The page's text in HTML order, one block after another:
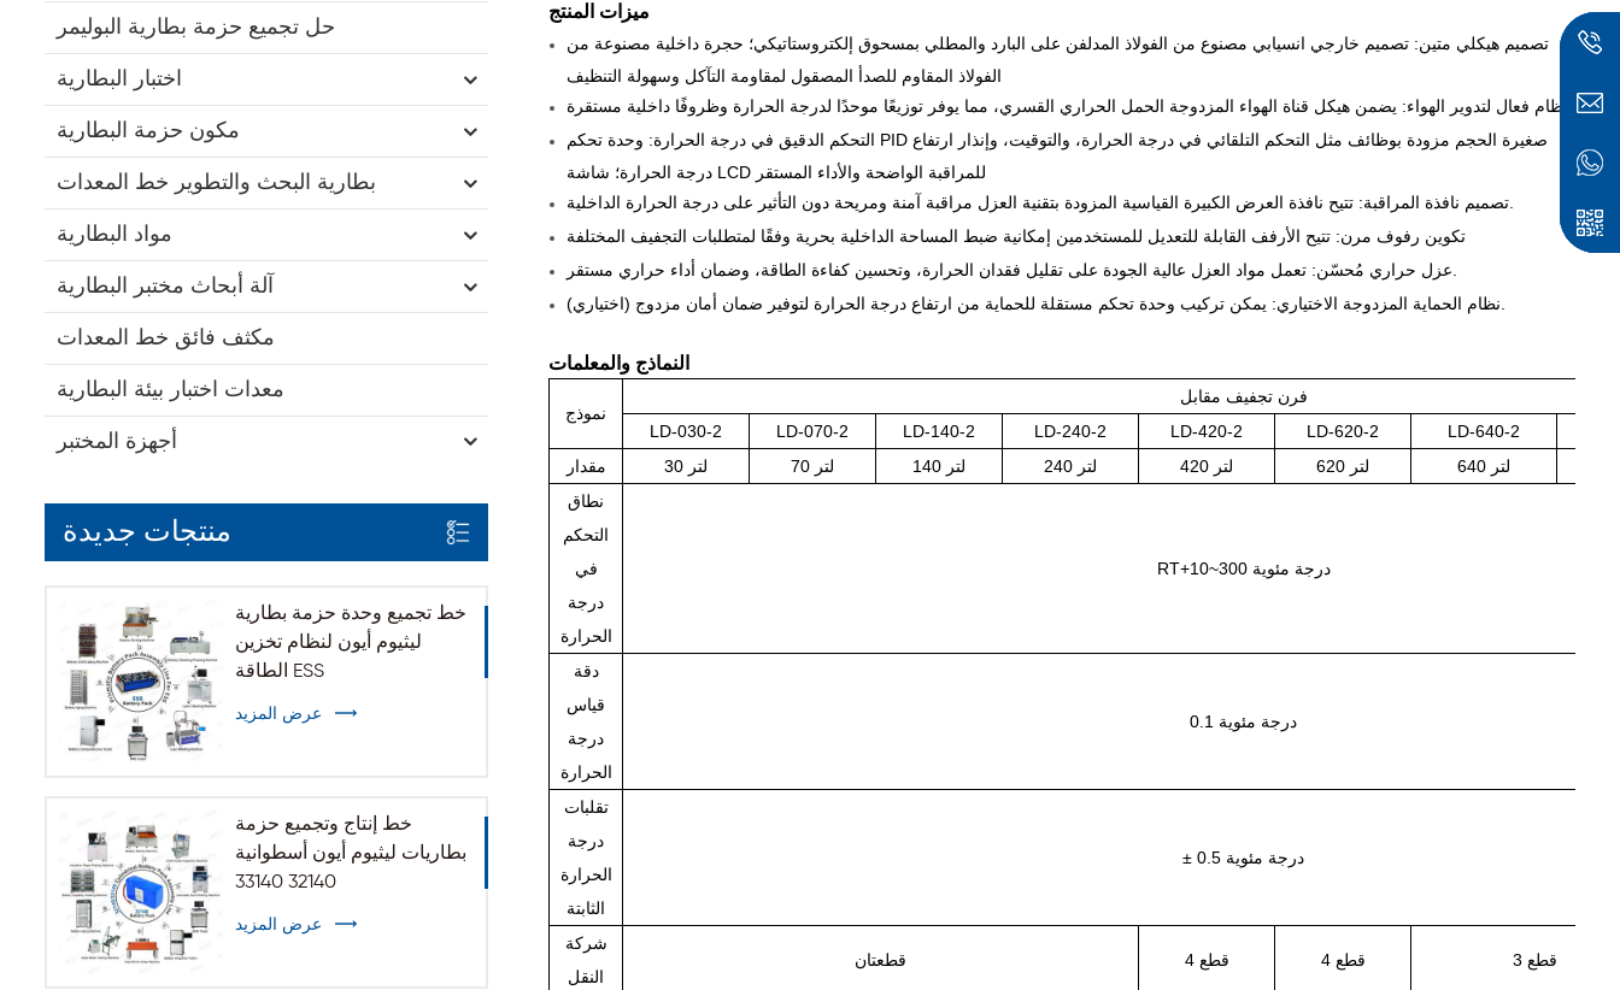
حل تجميع حزمة بطارية البوليمر
اختبار البطارية
مكون حزمة البطارية
بطارية البحث والتطوير خط المعدات
مواد البطارية
آلة أبحاث مختبر البطارية
مكثف فائق خط المعدات
معدات اختبار بيئة البطارية
أجهزة المختبر
منتجات جديدة
خط تجميع وحدة حزمة بطارية
ليثيوم أيون لنظام تخزين
الطاقة ESS
عرض المزيد
خط إنتاج وتجميع حزمة
بطاريات ليثيوم أيون أسطوانية
32140 33140
عرض المزيد
ميزات المنتج
تصميم هيكلي متين: تصميم خارجي انسيابي مصنوع من الفولاذ المدلفن على البارد والمطلي بمسحوق إلكتروستاتيكي؛ حجرة داخلية مصنوعة من
الفولاذ المقاوم للصدأ المصقول لمقاومة التآكل وسهولة التنظيف
نظام فعال لتدوير الهواء:
التحكم الدقيق في درجة الحرارة: وحدة تحكم PID صغيرة الحجم مزودة بوظائف مثل التحكم التلقائي في درجة الحرارة، والتوقيت، وإنذار ارتفاع
درجة الحرارة؛ شاشة LCD للمراقبة الواضحة والأداء المستقر
تصميم نافذة المراقبة:تتيح نافذة العرض الكبيرة القياسية المزودة بتقنية العزل مراقبة آمنة ومريحة دون التأثير على درجة الحرارة الداخلية.
تكوين رفوف مرن: تتيح الأرفف القابلة للتعديل للمستخدمين إمكانية ضبط المساحة الداخلية بحرية وفقًا لمتطلبات التجفيف المختلفة
عزل حراري مُحسّن:تعمل مواد العزل عالية الجودة على تقليل فقدان الحرارة، وتحسين كفاءة الطاقة، وضمان أداء حراري مستقر.
نظام الحماية المزدوجة الاختياري:يمكن تركيب وحدة تحكم مستقلة للحماية من ارتفاع درجة الحرارة لتوفير ضمان أمان مزدوج (اختياري).
النماذج والمعلمات
نموذج
فرن تجفيف مقابل
LD-030-2
LD-070-2 LD-140-2 LD-240-2 LD-420-2 LD-620-2 LD-640-2
مقدار
30 لتر 70 لتر 140 لتر 240 لتر 420 لتر 620 لتر
640 لتر
نطاق
التحكم
في
درجة
الحرارة
RT+10~300 درجة مئوية
دقة
قياس
درجة
الحرارة
0.1 درجة مئوية
تقلبات
درجة
الحرارة
الثابتة
± 0.5 درجة مئوية
شركة
النقل
قطعتان 4 قطع 4 قطع 3 قطع